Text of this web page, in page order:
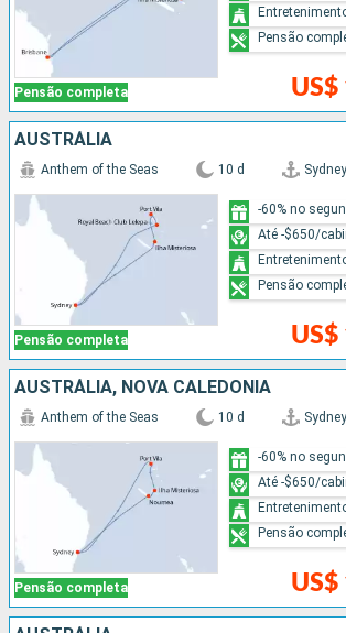
Pensão completa US$
Pensão
AUSTRÁLIA
Pensão completa
Anthem of the Seas 10 d Sydney
US$
-60% no
Até -$650/
Pensão
AUSTRÁLIA, NOVA CALEDÔNIA
Pensão completa
Anthem of the Seas 10 d Sydney
US$
-60% no
Até -$650/
Pensão